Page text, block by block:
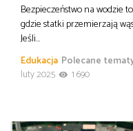
Bezpieczeństwo na wodzie
gdzie statki przemierzają
Jeśli…
Edukacja Polecane
luty 2025
1 690